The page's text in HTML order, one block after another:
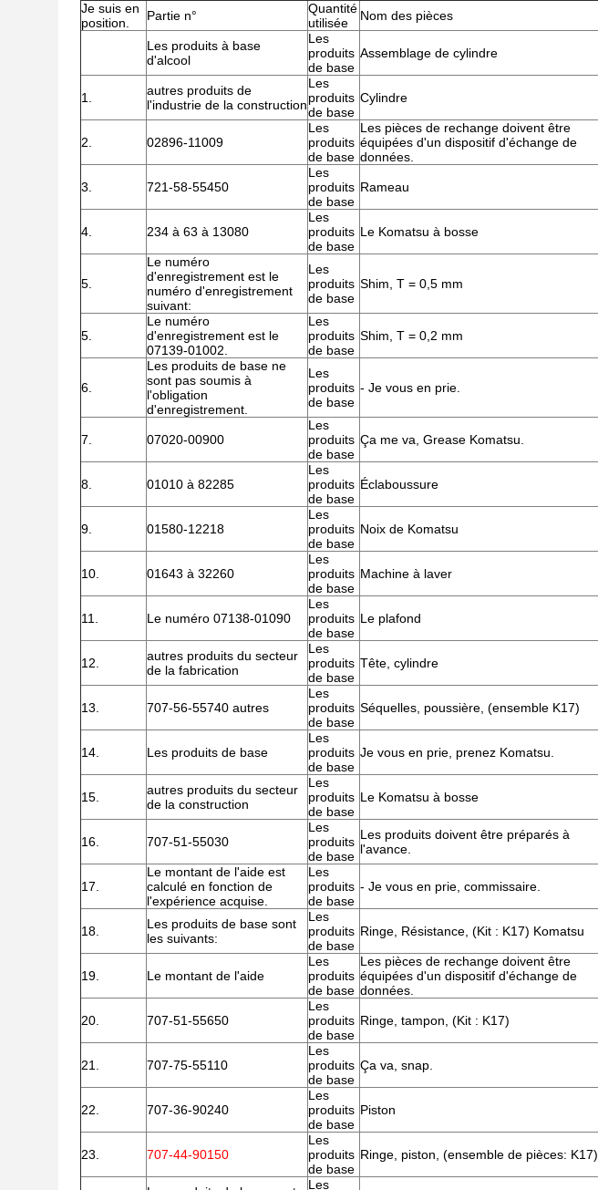
Je suis en
position.
Partie n°
Quantité
utilisée
Nom des pièces
Les produits à base
d'alcool
Les
produits
de base
Assemblage de cylindre
1.
autres produits de
l'industrie de la construction
Les
produits
de base
Cylindre
2. 02896-11009
Les
produits
de base
Les pièces de rechange doivent être
équipées d'un dispositif d'échange de
données.
3. 721-58-55450
Les
produits
de base
Rameau
4. 234 à 63 à 13080
Les
produits
de base
Le Komatsu à bosse
5.
Le numéro
d'enregistrement est le
numéro d'enregistrement
suivant:
Les
produits
de base
Shim, T = 0,5 mm
5.
Le numéro
d'enregistrement est le
07139-01002.
Les
produits
de base
Shim, T = 0,2 mm
6.
Les produits de base ne
sont pas soumis à
l'obligation
d'enregistrement.
Les
produits
de base
- Je vous en prie.
7. 07020-00900
Les
produits
de base
Ça me va, Grease Komatsu.
8. 01010 à 82285
Les
produits
de base
Éclaboussure
9. 01580-12218
Les
produits
de base
Noix de Komatsu
10. 01643 à 32260
Les
produits
de base
Machine à laver
11. Le numéro 07138-01090
Les
produits
de base
Le plafond
12.
autres produits du secteur
de la fabrication
Les
produits
de base
Tête, cylindre
13. 707-56-55740 autres
Les
produits
de base
Séquelles, poussière, (ensemble K17)
14. Les produits de base
Les
produits
de base
Je vous en prie, prenez Komatsu.
15.
autres produits du secteur
de la construction
Les
produits
de base
Le Komatsu à bosse
16. 707-51-55030
Les
produits
de base
Les produits doivent être préparés à
l'avance.
17.
Le montant de l'aide est
calculé en fonction de
l'expérience acquise.
Les
produits
de base
- Je vous en prie, commissaire.
18.
Les produits de base sont
les suivants:
Les
produits
de base
Ringe, Résistance, (Kit : K17) Komatsu
19. Le montant de l'aide
Les
produits
de base
Les pièces de rechange doivent être
équipées d'un dispositif d'échange de
données.
20. 707-51-55650
Les
produits
de base
Ringe, tampon, (Kit : K17)
21. 707-75-55110
Les
produits
de base
Ça va, snap.
22. 707-36-90240
Les
produits
de base
Piston
23. 707-44-90150
Les
produits
de base
Ringe, piston, (ensemble de pièces: K17)
Les